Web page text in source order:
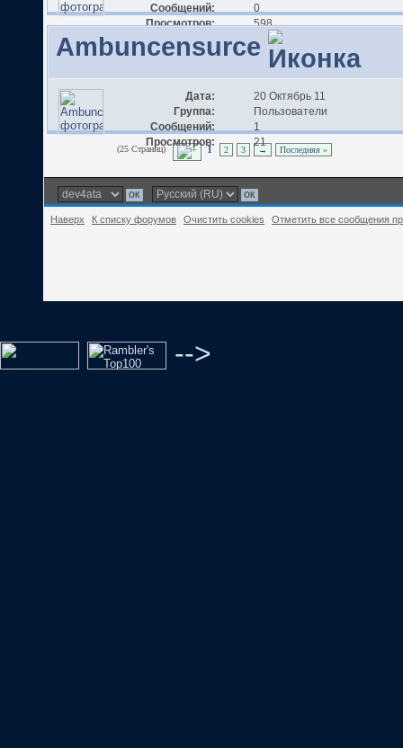
Сообщений:
0
Просмотров:
598
Ambuncensurce
Дата:
20 Октябрь 11
Группа:
Пользователи
Сообщений:
1
Просмотров:
21
(25 Страниц) 1 2 3 → Последняя »
Наверх К списку форумов Очистить cookies Отметить все сообщения
-->